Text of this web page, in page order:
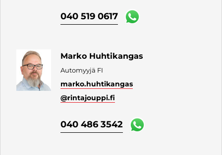
040 519 0617
Marko Huhtikangas
Automyyjä FI
marko.huhtikangas
@rintajouppi.fi
040 486 3542